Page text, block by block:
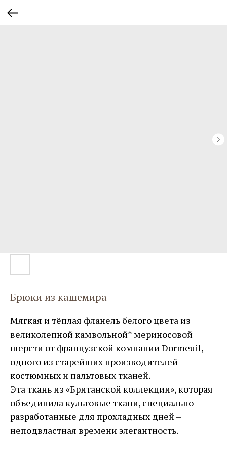
Брюки из кашемира
Мягкая и тёплая фланель белого цвета из
великолепной камвольной* мериносовой
шерсти от французской компании Dormeuil,
одного из старейших производителей
костюмных и пальтовых тканей.
Эта ткань из «Британской коллекции», которая
объединила культовые ткани, специально
разработанные для прохладных дней –
неподвластная времени элегантность.